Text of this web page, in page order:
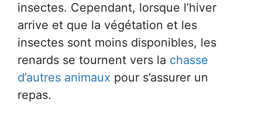
insectes. Cependant, lorsque l’hiver
arrive et que la végétation et les
insectes sont moins disponibles, les
renards se tournent vers la chasse
d’autres animaux pour s’assurer un
repas.